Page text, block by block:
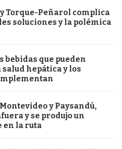
Torque-Peñarol complica
soluciones y la polémica
bebidas que pueden
hepática y los
y Paysandú,
y se produjo un
en la ruta